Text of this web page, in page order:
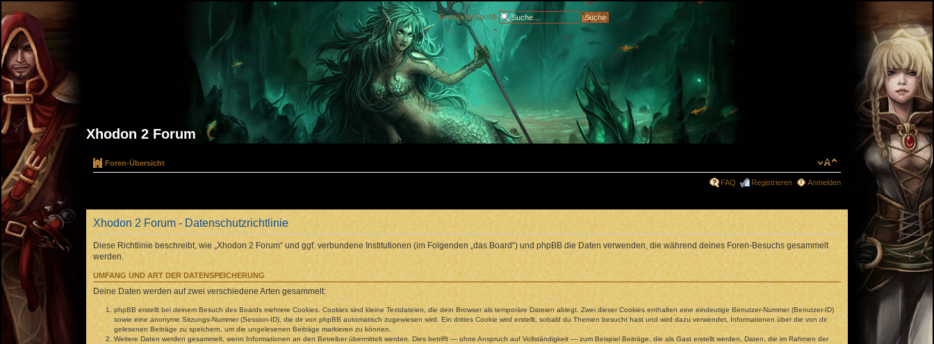
Erweiterte Suche
Xhodon 2 Forum
Foren-Übersicht
FAQ Registrieren Anmelden
Xhodon 2 Forum - Datenschutzrichtlinie
Diese Richtlinie beschreibt, wie „Xhodon 2 Forum“ und ggf. verbundene Institutionen (im Folgenden „das Board“) und phpBB die Daten verwenden, die während deines Foren-Besuchs gesammelt
werden.
UMFANG UND ART DER DATENSPEICHERUNG
Deine Daten werden auf zwei verschiedene Arten gesammelt:
phpBB erstellt bei deinem Besuch des Boards mehrere Cookies. Cookies sind kleine Textdateien, die dein Browser als temporäre Dateien ablegt. Zwei dieser Cookies enthalten eine eindeutige Benutzer-Nummer (Benutzer-ID)
sowie eine anonyme Sitzungs-Nummer (Session-ID), die dir von phpBB automatisch zugewiesen wird. Ein drittes Cookie wird erstellt, sobald du Themen besucht hast und wird dazu verwendet, Informationen über die von dir
gelesenen Beiträge zu speichern, um die ungelesenen Beiträge markieren zu können.
Weitere Daten werden gesammelt, wenn Informationen an den Betreiber übermittelt werden. Dies betrifft — ohne Anspruch auf Vollständigkeit — zum Beispiel Beiträge, die als Gast erstellt werden, Daten, die im Rahmen der